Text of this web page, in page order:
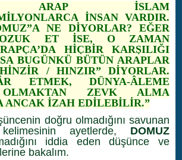
ARAP İSLAM
İNSAN VARDIR.
NE DİYORLAR? EĞER
ET İSE, O ZAMAN
HİÇBİR KARŞILIĞI
BUGÜNKÜ BÜTÜN ARAPLAR
/ HINZIR” DİYORLAR.
ETMEK, DÜNYA-ÂLEME
ZEVK ALMA
ANCAK İZAH EDİLEBİLİR.”
doğru olmadığını savunan
ayetlerde, DOMUZ
iddia eden düşünce ve
bakalım.